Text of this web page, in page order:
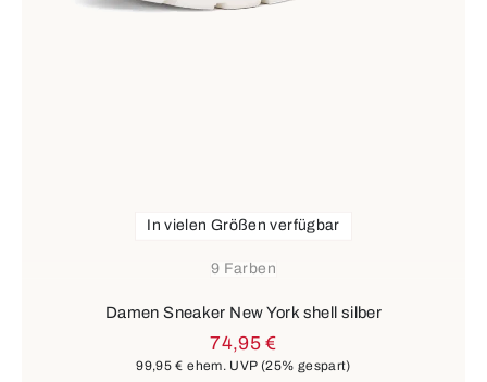
9 Farben
In vielen Größen verfügbar
Damen Sneaker New York shell silber
74,95 €
99,95 € ehem. UVP (25% gespart)